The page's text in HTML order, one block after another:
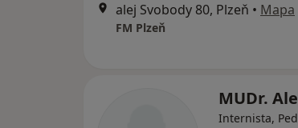
alej Svobody 80, Plzeň • Mapa
FM Plzeň
MUDr.
Internista,